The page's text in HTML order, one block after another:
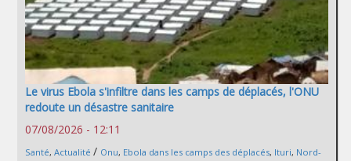
Le virus Ebola s'infiltre dans les camps de déplacés, l'ONU
redoute un désastre sanitaire
07/08/2026 - 12:11
Santé, Actualité / Onu, Ebola dans les camps des déplacés, Ituri, Nord-